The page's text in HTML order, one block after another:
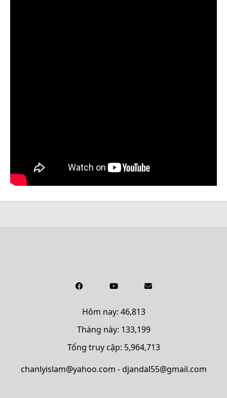
Hôm nay: 46,813
Tháng này: 133,199
Tổng truy cập: 5,964,713
chanlyislam@yahoo.com - djandal55@gmail.com